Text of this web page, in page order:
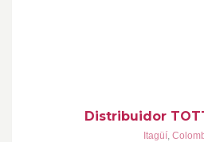
Distribuidor
Itagüí,